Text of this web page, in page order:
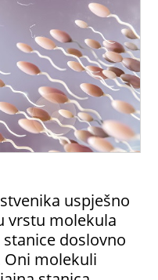
uspješno
vrstu molekula
doslovno
Oni molekuli